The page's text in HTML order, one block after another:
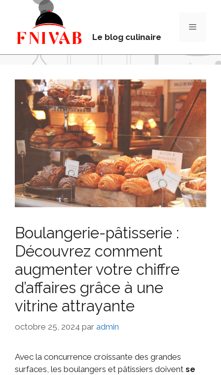
Le blog culinaire
Boulangerie-pâtisserie :
Découvrez comment
augmenter votre chiffre
d’affaires grâce à une
vitrine attrayante
octobre 25, 2024 par admin
Avec la concurrence croissante des grandes
surfaces, les boulangers et pâtissiers doivent se